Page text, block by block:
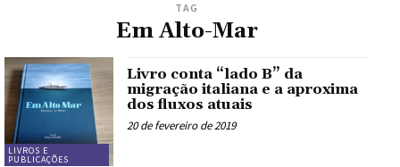
TAG
Em Alto-Mar
LIVROS E
PUBLICAÇÕES
Livro conta “lado B” da
migração italiana e a aproxima
dos fluxos atuais
20 de fevereiro de 2019